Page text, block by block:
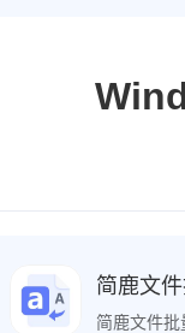
简鹿文
简鹿文件批